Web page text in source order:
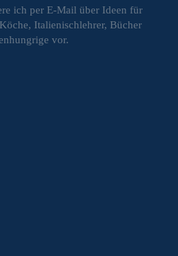
ich per E-Mail über Ideen für
Italienischlehrer, Bücher
vor.